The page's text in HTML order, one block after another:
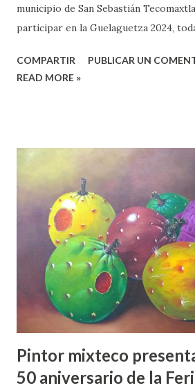
municipio de San Sebastián
participar en la Guelaguetza 2024, toda
autoridad municipal representada por
quien es representante de la
mismos observaron el baile de Los
Tecomaxtlahuaca. La presentación se
explanada municipal, donde los
presentaron la danza de Los
vecinos de Juxtlahuaca informaron
propia de Tecomaxtlahuaca, ya que
segundo municipio, incluso
COMPARTIR
PUBLICAR UN
READ MORE »
Pintor mixteco
50 aniversario de la